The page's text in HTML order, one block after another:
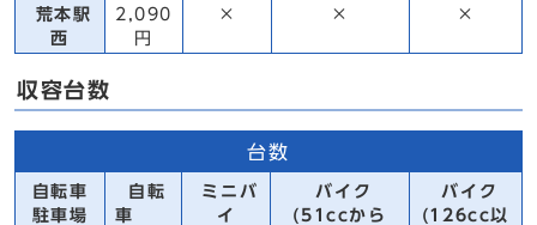
荒本駅
西
2,090
円
× × ×
収容台数
台数
自転車
駐車場
自転
車
ミニバ
イ
バイク
(51ccから
バイク
(126cc以